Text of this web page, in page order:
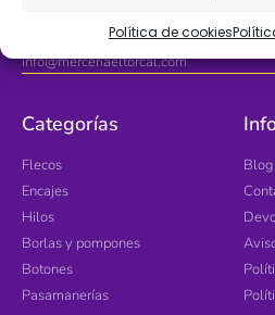
Política de cookies
Avd. de Mijas con calle Antequera 2.
info@merceriaeltorcal.com
Categorías
Flecos
Encajes
Hilos
Borlas y pompones
Botones
Pasamanerías
Blog